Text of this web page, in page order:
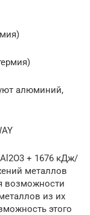
алюминий,
+ 1676 кДж/
металлов
возможности
из их
этого